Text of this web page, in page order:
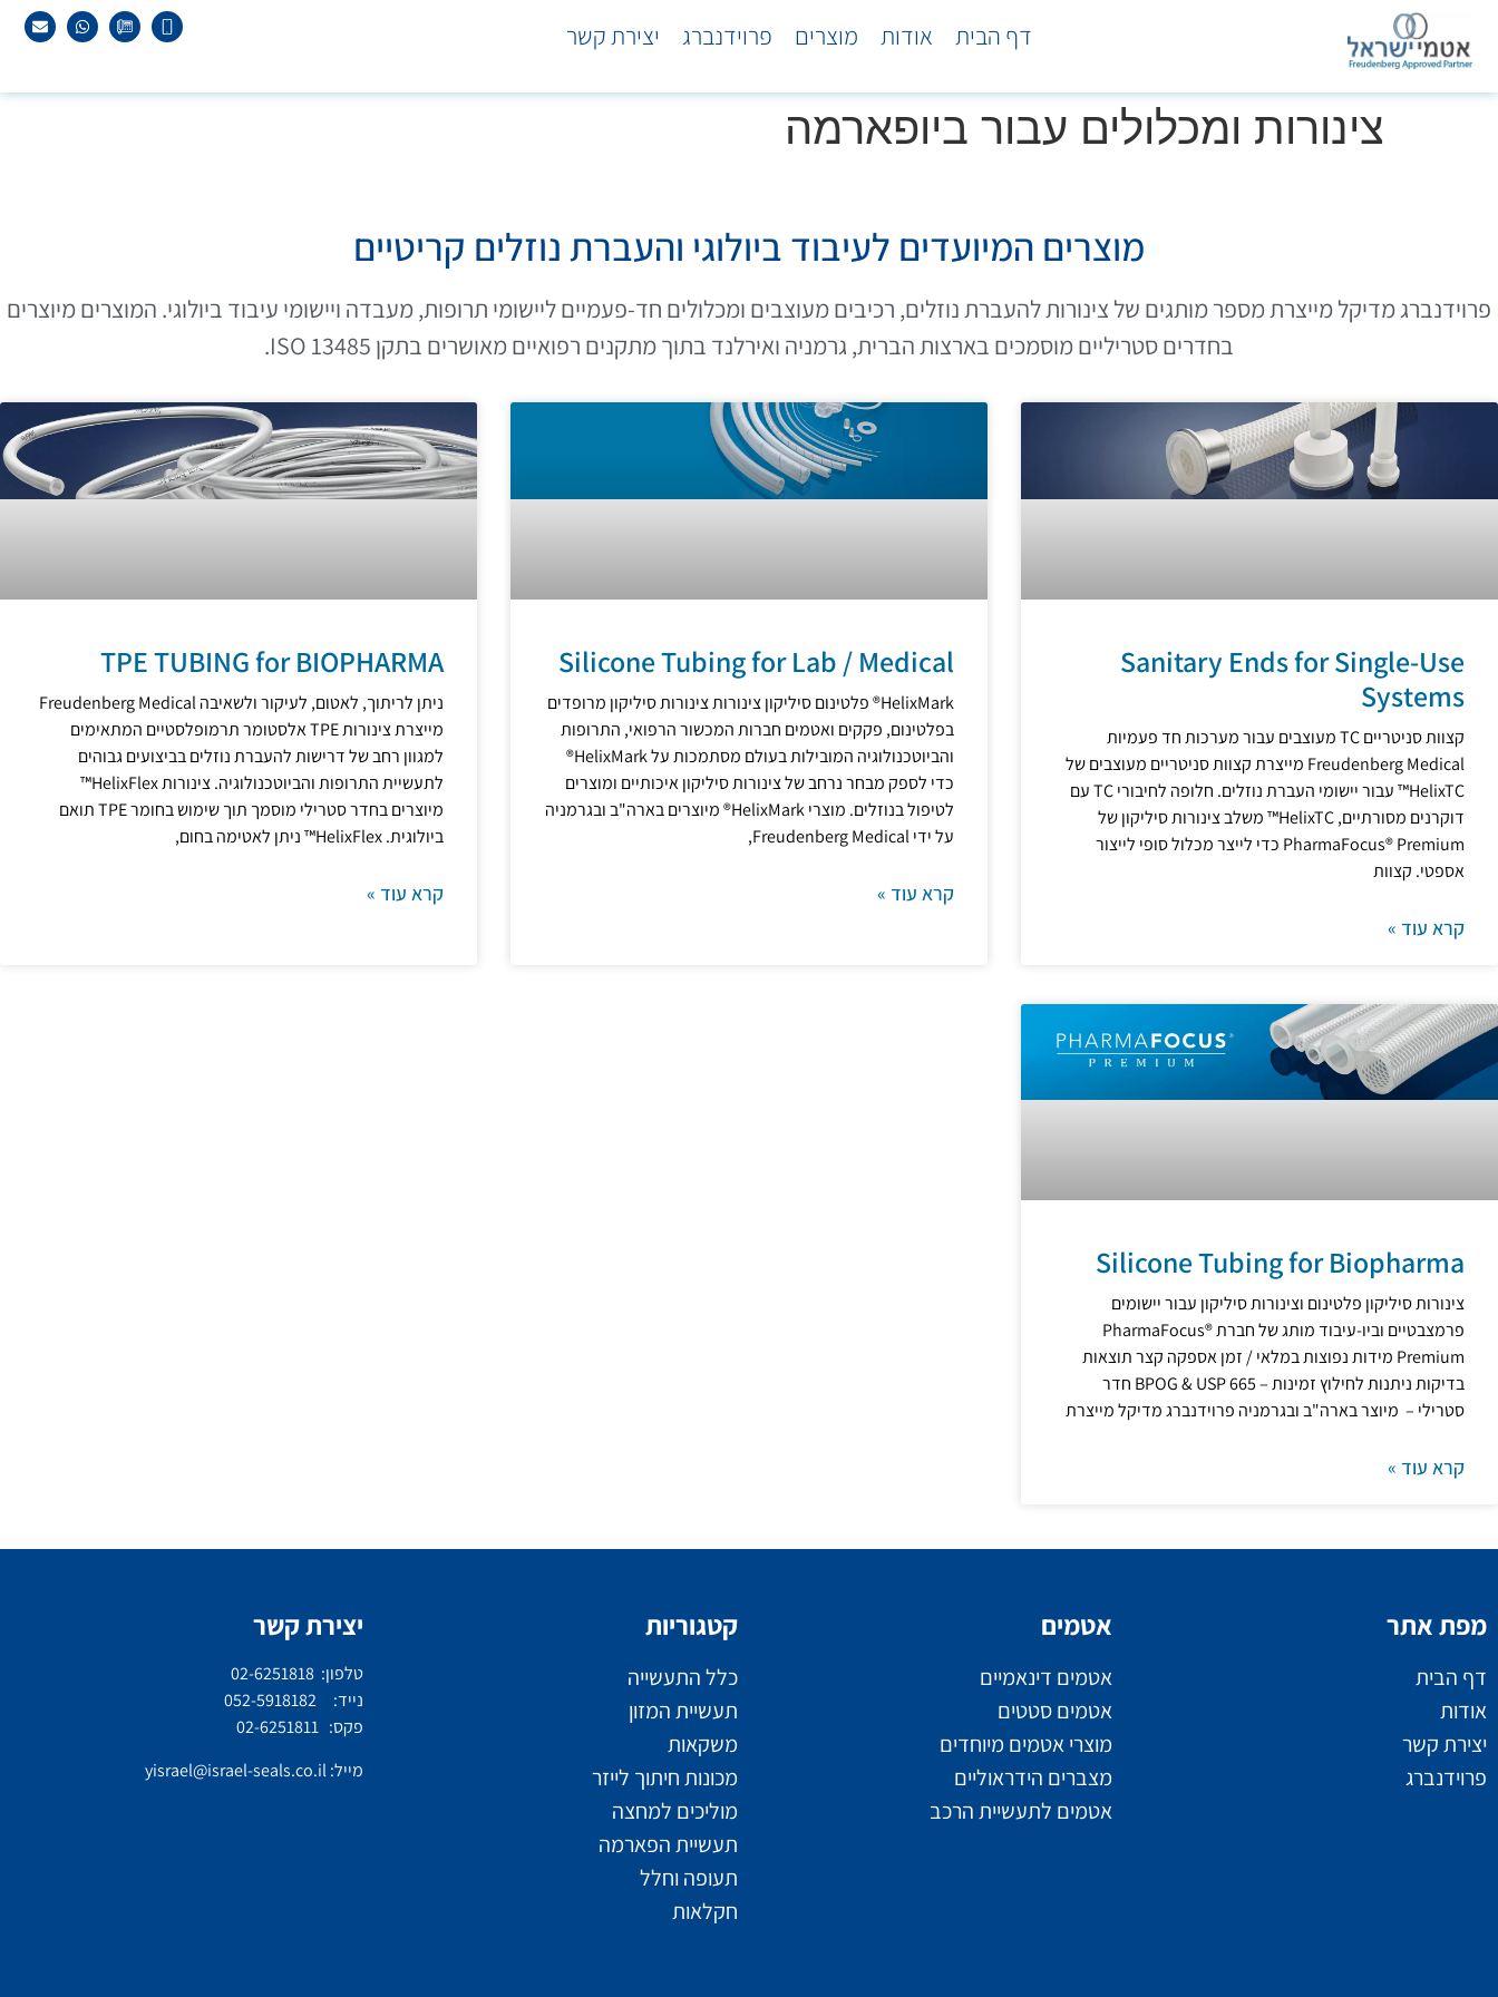
דף הבית אודות מוצרים פרוידנברג יצירת קשר
צינורות ומכלולים עבור ביופארמה
מוצרים המיועדים לעיבוד ביולוגי והעברת נוזלים קריטיים
פרוידנברג מדיקל מייצרת מספר מותגים של צינורות להעברת נוזלים, רכיבים מעוצבים ומכלולים חד-פעמיים ליישומי תרופות, מעבדה ויישומי עיבוד ביולוגי. המוצרים מיוצרים
בחדרים סטריליים מוסמכים בארצות הברית, גרמניה ואירלנד בתוך מתקנים רפואיים מאושרים בתקן ISO 13485.
Sanitary Ends for Single-Use
Systems
קצוות סניטריים TC מעוצבים עבור מערכות חד פעמיות
Freudenberg Medical מייצרת קצוות סניטריים מעוצבים של
HelixTC™ עבור יישומי העברת נוזלים. חלופה לחיבורי TC עם
דוקרנים מסורתיים, HelixTC™ משלב צינורות סיליקון של
PharmaFocus® Premium כדי לייצר מכלול סופי לייצור
אספטי. קצוות
קרא עוד »
Silicone Tubing for Lab / Medical
HelixMark® פלטינום סיליקון צינורות צינורות סיליקון מרופדים
בפלטינום, פקקים ואטמים חברות המכשור הרפואי, התרופות
והביוטכנולוגיה המובילות בעולם מסתמכות על HelixMark®
כדי לספק מבחר נרחב של צינורות סיליקון איכותיים ומוצרים
לטיפול בנוזלים. מוצרי HelixMark® מיוצרים בארה"ב ובגרמניה
על ידי Freudenberg Medical,
קרא עוד »
TPE TUBING for BIOPHARMA
ניתן לריתוך, לאטום, לעיקור ולשאיבה Freudenberg Medical
מייצרת צינורות TPE אלסטומר תרמופלסטיים המתאימים
למגוון רחב של דרישות להעברת נוזלים בביצועים גבוהים
לתעשיית התרופות והביוטכנולוגיה. צינורות HelixFlex™
מיוצרים בחדר סטרילי מוסמך תוך שימוש בחומר TPE תואם
ביולוגית. HelixFlex™ ניתן לאטימה בחום,
קרא עוד »
Silicone Tubing for Biopharma
צינורות סיליקון פלטינום וצינורות סיליקון עבור יישומים
פרמצבטיים וביו-עיבוד מותג של חברת PharmaFocus®
Premium מידות נפוצות במלאי / זמן אספקה ​​קצר תוצאות
בדיקות ניתנות לחילוץ זמינות – BPOG & USP 665 חדר
סטרילי – מיוצר בארה"ב ובגרמניה פרוידנברג מדיקל מייצרת
קרא עוד »
מפת אתר
דף הבית
אודות
יצירת קשר
פרוידנברג
אטמים
אטמים דינאמיים
אטמים סטטים
מוצרי אטמים מיוחדים
מצברים הידראוליים
אטמים לתעשיית הרכב
קטגוריות
כלל התעשייה
תעשיית המזון
משקאות
מכונות חיתוך לייזר
מוליכים למחצה
תעשיית הפארמה
תעופה וחלל
חקלאות
יצירת קשר
טלפון: 02-6251818
נייד: 052-5918182
פקס: 02-6251811
מייל:yisrael@israel-seals.co.il